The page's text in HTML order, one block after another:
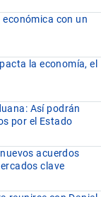
con un
la economía, el
Así podrán
por el Estado
acuerdos
clave